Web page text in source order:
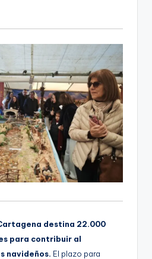
destina 22.000
para contribuir al
navideños. El plazo para